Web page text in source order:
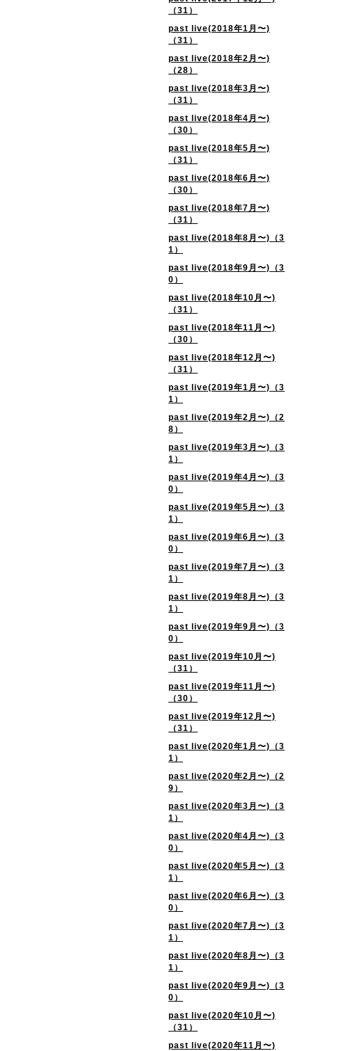
（31）
past live(2018年1月〜)
（31）
past live(2018年2月〜)
（28）
past live(2018年3月〜)
（31）
past live(2018年4月〜)
（30）
past live(2018年5月〜)
（31）
past live(2018年6月〜)
（30）
past live(2018年7月〜)
（31）
past live(2018年8月〜)（3
1）
past live(2018年9月〜)（3
0）
past live(2018年10月〜)
（31）
past live(2018年11月〜)
（30）
past live(2018年12月〜)
（31）
past live(2019年1月〜)（3
1）
past live(2019年2月〜)（2
8）
past live(2019年3月〜)（3
1）
past live(2019年4月〜)（3
0）
past live(2019年5月〜)（3
1）
past live(2019年6月〜)（3
0）
past live(2019年7月〜)（3
1）
past live(2019年8月〜)（3
1）
past live(2019年9月〜)（3
0）
past live(2019年10月〜)
（31）
past live(2019年11月〜)
（30）
past live(2019年12月〜)
（31）
past live(2020年1月〜)（3
1）
past live(2020年2月〜)（2
9）
past live(2020年3月〜)（3
1）
past live(2020年4月〜)（3
0）
past live(2020年5月〜)（3
1）
past live(2020年6月〜)（3
0）
past live(2020年7月〜)（3
1）
past live(2020年8月〜)（3
1）
past live(2020年9月〜)（3
0）
past live(2020年10月〜)
（31）
past live(2020年11月〜)